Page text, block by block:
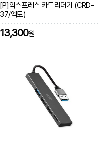
썸네 리스
[P]익스프레스 카드리더기 (CRD-
37/엑토)
13,300원